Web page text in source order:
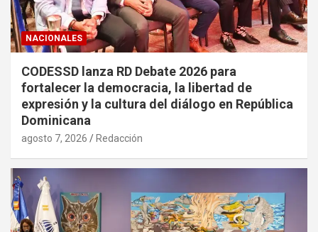
NACIONALES
CODESSD lanza RD Debate 2026 para
fortalecer la democracia, la libertad de
expresión y la cultura del diálogo en República
Dominicana
agosto 7, 2026 Redacción